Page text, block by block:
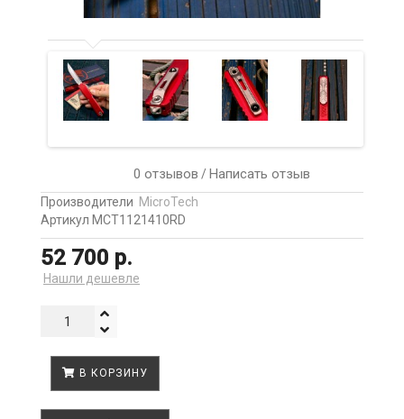
0 отзывов /Написать отзыв
Производители MicroTech
Артикул MCT1121410RD
52 700 р.
Нашли дешевле
В КОРЗИНУ